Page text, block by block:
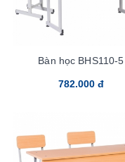
Bàn học BHS110-5
782.000 đ